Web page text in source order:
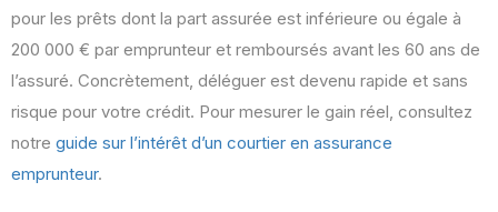
pour les prêts dont la part assurée est inférieure ou égale à
200 000 € par emprunteur et remboursés avant les 60 ans de
l’assuré. Concrètement, déléguer est devenu rapide et sans
risque pour votre crédit. Pour mesurer le gain réel, consultez
notre guide sur l’intérêt d’un courtier en assurance
emprunteur.